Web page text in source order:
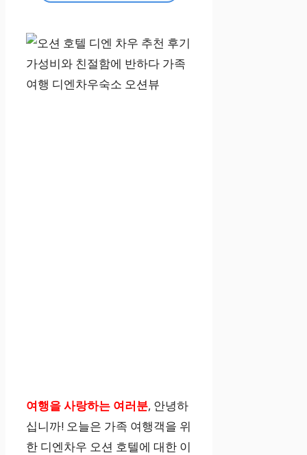
여행을 사랑하는 여러분, 안녕하
십니까! 오늘은 가족 여행객을 위
한 디엔차우 오션 호텔에 대한 이